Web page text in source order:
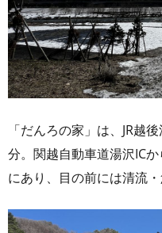
「だんろの家」は、JR越
分。関越自動車道湯沢IC
にあり、目の前には清流